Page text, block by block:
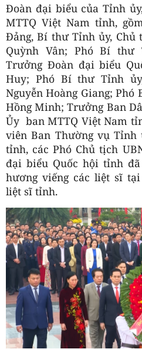
Đoàn đại biểu của Tỉnh
MTTQ Việt Nam tỉnh,
Đảng, Bí thư Tỉnh ủy,
Quỳnh Vân; Phó Bí thư
Trưởng Đoàn đại biểu
Huy; Phó Bí thư Tỉnh
Nguyễn Hoàng Giang;
Hồng Minh; Trưởng Ban
Ủy ban MTTQ Việt Nam
viên Ban Thường vụ Tỉnh
tỉnh, các Phó Chủ tịch
đại biểu Quốc hội tỉnh
hương viếng các liệt sĩ
liệt sĩ tỉnh.